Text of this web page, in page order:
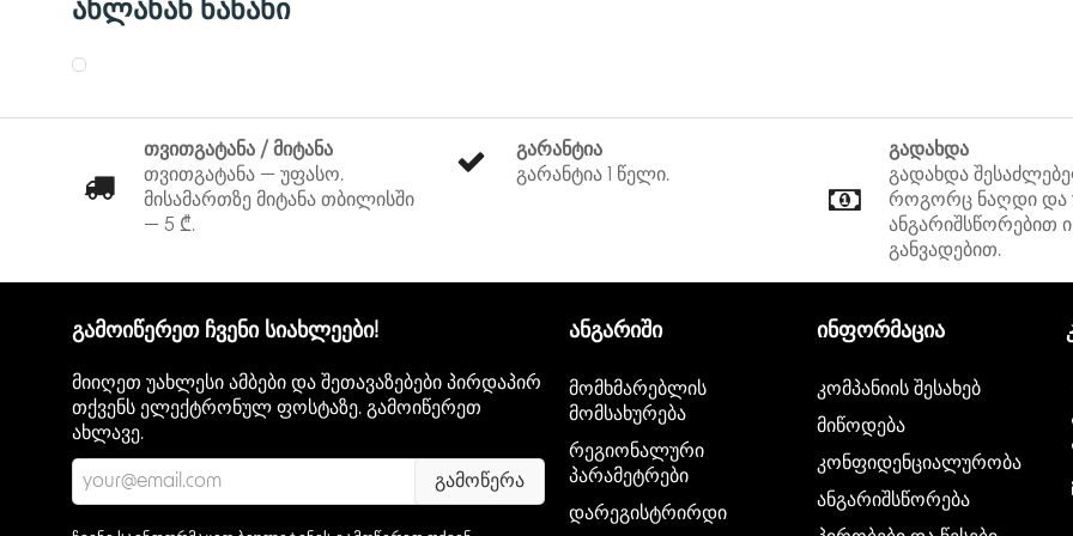
ახლახან ნანახი
თვითგატანა / მიტანა
თვითგატანა — უფასო.
მისამართზე მიტანა თბილისში
— 5 ₾.
გარანტია
გარანტია 1 წელი.
გადახდა
გადახდა
როგორც ნაღდი და
ანგარიშსწორებით
განვადებით.
გამოიწერეთ ჩვენი სიახლეები!
მიიღეთ უახლესი ამბები და შეთავაზებები პირდაპირ
თქვენს ელექტრონულ ფოსტაზე. გამოიწერეთ
ახლავე.
გამოწერა
ანგარიში
მომხმარებლის
მომსახურება
რეგიონალური
პარამეტრები
დარეგისტრირდი
ინფორმაცია
კომპანიის შესახებ
მიწოდება
კონფიდენციალურობა
ანგარიშსწორება